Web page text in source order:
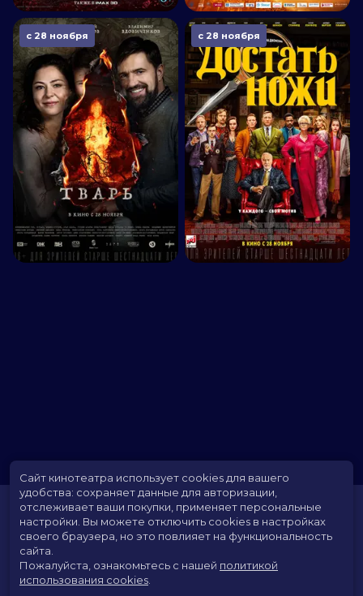
с 28 ноября с 28 ноября
Расписание
Сайт кинотеатра использует cookies для вашего
удобства: сохраняет данные для авторизации,
отслеживает ваши покупки, применяет персональные
настройки. Вы можете отключить cookies в настройках
своего браузера, но это повлияет на функциональность
сайта.
Пожалуйста, ознакомьтесь с нашей политикой
использования cookies